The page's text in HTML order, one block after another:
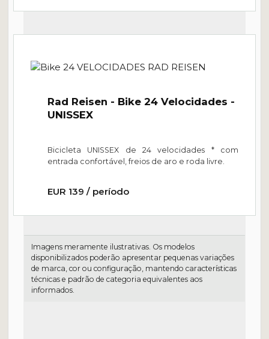
Rad Reisen - Bike 24 Velocidades -
UNISSEX
Bicicleta UNISSEX de 24 velocidades *com
entrada confortável, freios de aro e roda livre.
EUR 139 / período
Imagens meramente ilustrativas. Os modelos
disponibilizados poderão apresentar pequenas variações
de marca, cor ou configuração, mantendo características
técnicas e padrão de categoria equivalentes aos
informados.